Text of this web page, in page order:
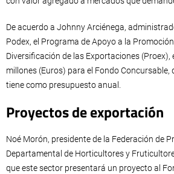
De acuerdo a Johnny Arciénega,
Podex, el Programa de Apoyo a la
Diversificación de las Exportaciones (Proex),
millones (Euros) para el Fondo Concursable,
tiene como presupuesto anual.
Proyectos de exportación
Noé Morón, presidente de la Federación de
Departamental de Horticultores y
que este sector presentará un proyecto al